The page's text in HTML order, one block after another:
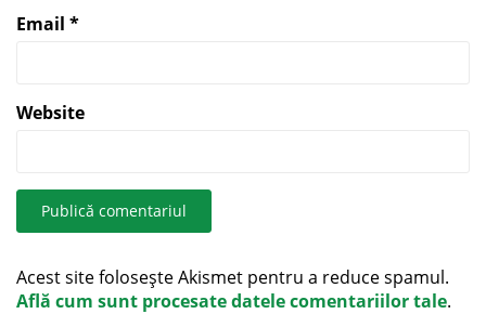
Email *
Website
Acest site folosește Akismet pentru a reduce spamul.
Află cum sunt procesate datele comentariilor tale.